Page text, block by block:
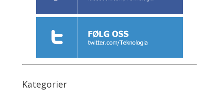
Kategorier